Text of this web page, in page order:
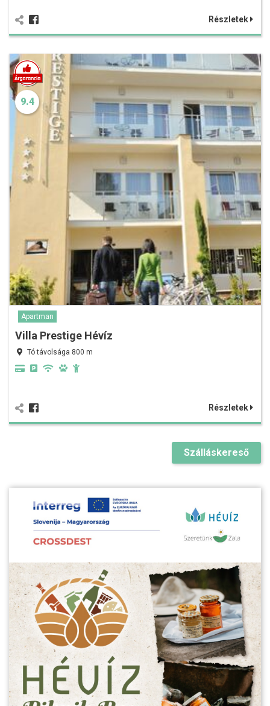
Részletek
9.4
Apartman
Villa Prestige Hévíz
Tó távolsága 800 m
Részletek
Szálláskereső